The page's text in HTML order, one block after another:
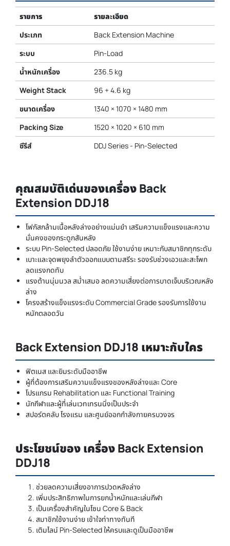
รายการ
รายละเอียด
ประเภท
Back Extension Machine
ระบบ
Pin-Load
น้ำหนักเครื่อง
236.5 kg
Weight Stack
96 + 4.6 kg
ขนาดเครื่อง
1340 × 1070 × 1480 mm
Packing Size
1520 × 1020 × 610 mm
ซีรีส์
DDJ Series - Pin-Selected
คุณสมบัติเด่นของเครื่อง Back
Extension DDJ18
โฟกัสกล้ามเนื้อหลังล่างอย่างแม่นยำ เสริมความแข็งแรงและความ
มั่นคงของกระดูกสันหลัง
ระบบ Pin-Selected ปลอดภัย ใช้งานง่าย เหมาะกับสมาชิกทุกระดับ
เบาะและจุดพยุงลำตัวออกแบบตามสรีระ รองรับช่วงเอวและสะโพก
ลดแรงกดทับ
แรงต้านนุ่มนวล สม่ำเสมอ ลดความเสี่ยงต่อการบาดเจ็บบริเวณหลัง
ล่าง
โครงสร้างแข็งแรงระดับ Commercial Grade รองรับการใช้งาน
หนักตลอดวัน
Back Extension DDJ18 เหมาะกับใคร
ฟิตเนส และยิมระดับมืออาชีพ
ผู้ที่ต้องการเสริมความแข็งแรงของหลังล่างและ Core
โปรแกรม Rehabilitation และ Functional Training
นักกีฬาและผู้ที่เล่นเวทเทรนนิ่งเป็นประจำ
สปอร์ตคลับ โรงแรม และศูนย์ออกกำลังกายครบวงจร
ประโยชน์ของ เครื่อง Back Extension
DDJ18
ช่วยลดความเสี่ยงอาการปวดหลังล่าง
เพิ่มประสิทธิภาพในการยกน้ำหนักและเล่นกีฬา
เป็นเครื่องสำคัญในโซน Core & Back
สมาชิกใช้งานง่าย เข้าใจท่าทางทันที
เติมไลน์ Pin-Selected ให้ครบและดูเป็นมืออาชีพ